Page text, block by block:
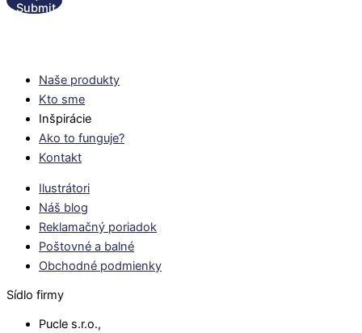
Submit
Naše produkty
Kto sme
Inšpirácie
Ako to funguje?
Kontakt
Ilustrátori
Náš blog
Reklamačný poriadok
Poštovné a balné
Obchodné podmienky
Sídlo firmy
Pucle s.r.o.,